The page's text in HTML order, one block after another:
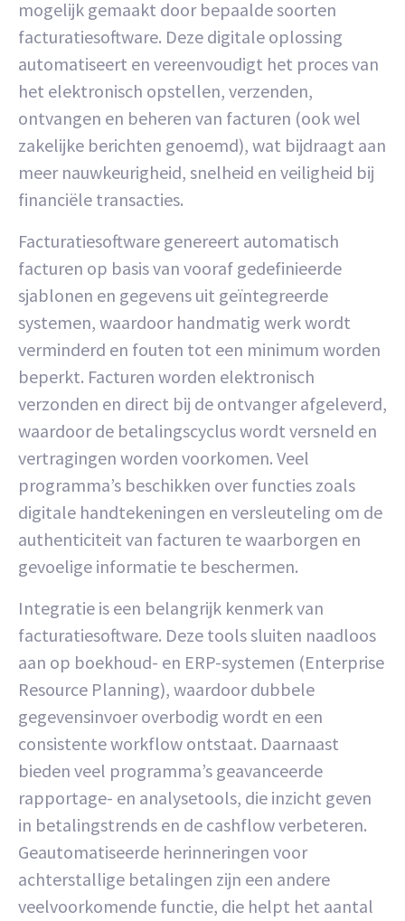
mogelijk gemaakt door bepaalde soorten
facturatiesoftware. Deze digitale oplossing
automatiseert en vereenvoudigt het proces van
het elektronisch opstellen, verzenden,
ontvangen en beheren van facturen (ook wel
zakelijke berichten genoemd), wat bijdraagt aan
meer nauwkeurigheid, snelheid en veiligheid bij
financiële transacties.
Facturatiesoftware genereert automatisch
facturen op basis van vooraf gedefinieerde
sjablonen en gegevens uit geïntegreerde
systemen, waardoor handmatig werk wordt
verminderd en fouten tot een minimum worden
beperkt. Facturen worden elektronisch
verzonden en direct bij de ontvanger afgeleverd,
waardoor de betalingscyclus wordt versneld en
vertragingen worden voorkomen. Veel
programma’s beschikken over functies zoals
digitale handtekeningen en versleuteling om de
authenticiteit van facturen te waarborgen en
gevoelige informatie te beschermen.
Integratie is een belangrijk kenmerk van
facturatiesoftware. Deze tools sluiten naadloos
aan op boekhoud- en ERP-systemen (Enterprise
Resource Planning), waardoor dubbele
gegevensinvoer overbodig wordt en een
consistente workflow ontstaat. Daarnaast
bieden veel programma’s geavanceerde
rapportage- en analysetools, die inzicht geven
in betalingstrends en de cashflow verbeteren.
Geautomatiseerde herinneringen voor
achterstallige betalingen zijn een andere
veelvoorkomende functie, die helpt het aantal